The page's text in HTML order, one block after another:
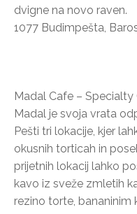
dvigne na novo raven.
1077 Budimpešta,
Madal Cafe – Specialty
Madal je svoja vrata
Pešti tri lokacije, kjer
okusnih torticah in
prijetnih lokacij lahko
kavo iz sveže zmletih
rezino torte, bananinim